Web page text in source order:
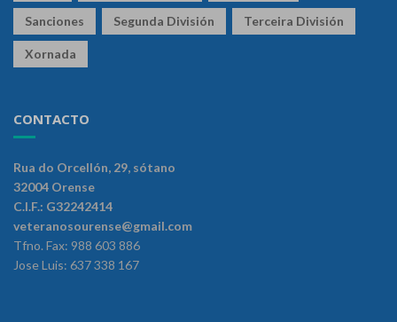
Sanciones Segunda División Terceira División
Xornada
CONTACTO
Rua do Orcellón, 29, sótano
32004 Orense
C.I.F.: G32242414
veteranosourense@gmail.com
Tfno. Fax: 988 603 886
Jose Luis: 637 338 167